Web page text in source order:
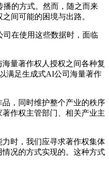
的方式。然而，随之而来
间可能的困境与出路。
在使用这些数据时，面临
量著作权人授权之间各种复
满足生成式AI公司海量著作
，同时维护整个产业的秩序
作权主管部门、相关产业主
时，我们应寻求著作权集体
况的方式实现的。这种方式